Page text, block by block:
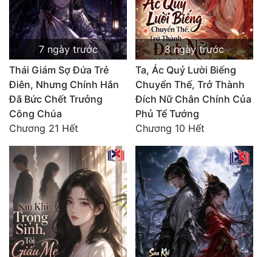
Đẹp Hiệp
Tính Cách Nhân Vật :
Cơ Trí
Sát Phạt Quyết Đoán
Vô Sỉ
7 ngày trước
Thái Giám Sợ Đứa Trẻ
Điên, Nhưng Chính Hắn
Đã Bức Chết Trưởng
Công Chúa
Chương 21 Hết
8 ngày trước
Ta, Ác Quỷ Lười Biếng
Chuyển Thế, Trở Thành
Đích Nữ Chân Chính Của
Phủ Tể Tướng
Chương 10 Hết